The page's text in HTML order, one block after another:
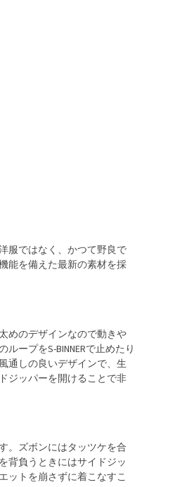
服ではなく、かつて野良で
能を備えた最新の素材を採
めのデザインなので動きや
ープをS-BINNERで止めたり
通しの良いデザインで、生
ジッパーを開けることで非
。ズボンにはタッツケを合
背負うときにはサイドジッ
ットを崩さずに着こなすこ